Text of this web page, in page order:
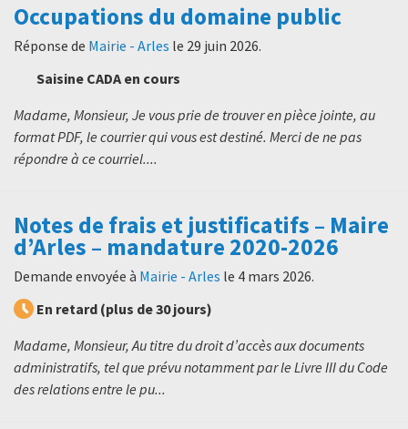
Occupations du domaine public
Réponse de Mairie - Arles le 29 juin 2026.
Saisine CADA en cours
Madame, Monsieur, Je vous prie de trouver en pièce jointe, au
format PDF, le courrier qui vous est destiné. Merci de ne pas
répondre à ce courriel....
Notes de frais et justificatifs – Maire
d’Arles – mandature 2020-2026
Demande envoyée à Mairie - Arles le 4 mars 2026.
En retard (plus de 30 jours)
Madame, Monsieur, Au titre du droit d’accès aux documents
administratifs, tel que prévu notamment par le Livre III du Code
des relations entre le pu...